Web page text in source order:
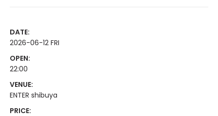
DATE:
2026-06-12 FRI
OPEN:
22:00
VENUE:
ENTER shibuya
PRICE: